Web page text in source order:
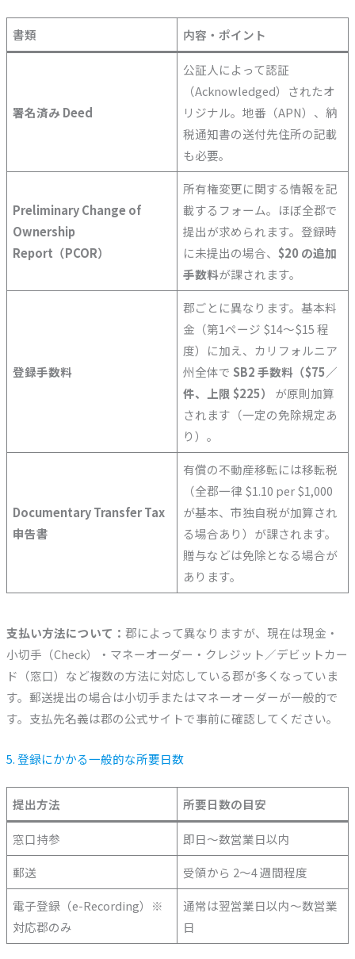
書類 内容・ポイント
署名済み Deed
公証人によって認証
（Acknowledged）されたオ
リジナル。地番（APN）、納
税通知書の送付先住所の記載
も必要。
Preliminary Change of
Ownership
Report（PCOR）
所有権変更に関する情報を記
載するフォーム。ほぼ全郡で
提出が求められます。登録時
に未提出の場合、$20 の追加
手数料が課されます。
登録手数料
郡ごとに異なります。基本料
金（第1ページ $14〜$15 程
度）に加え、カリフォルニア
州全体でSB2 手数料（$75／
件、上限 $225）
が原則加算
されます（一定の免除規定あ
り）。
Documentary Transfer Tax
申告書
有償の不動産移転には移転税
（全郡一律 $1.10 per $1,000
が基本、市独自税が加算され
る場合あり）が課されます。
贈与などは免除となる場合が
あります。
支払い方法について： 郡によって異なりますが、現在は現金・
小切手（Check）・マネーオーダー・クレジット／デビットカー
ド（窓口）など複数の方法に対応している郡が多くなっていま
す。郵送提出の場合は小切手またはマネーオーダーが一般的で
す。支払先名義は郡の公式サイトで事前に確認してください。
5. 登録にかかる一般的な所要日数
提出方法 所要日数の目安
窓口持参
即日〜数営業日以内
郵送
受領から 2〜4 週間程度
電子登録（e-Recording）※
対応郡のみ
通常は翌営業日以内〜数営業
日